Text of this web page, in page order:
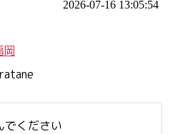
2026-07-16 13:05:54
岡
でください